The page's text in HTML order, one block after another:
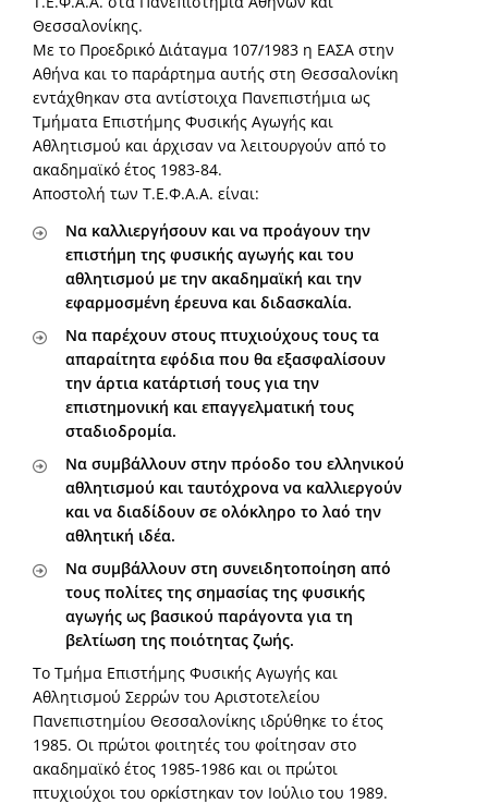
Θεσσαλονίκης.
Με το Προεδρικό Διάταγμα 107/1983 η ΕΑΣΑ στην
Αθήνα και το παράρτημα αυτής στη Θεσσαλονίκη
εντάχθηκαν στα αντίστοιχα Πανεπιστήμια ως
Τμήματα Επιστήμης Φυσικής Αγωγής και
Αθλητισμού και άρχισαν να λειτουργούν από το
ακαδημαϊκό έτος 1983-84.
Αποστολή των Τ.Ε.Φ.Α.Α. είναι:
Να καλλιεργήσουν και να προάγουν την
επιστήμη της φυσικής αγωγής και του
αθλητισμού με την ακαδημαϊκή και την
εφαρμοσμένη έρευνα και διδασκαλία.
Να παρέχουν στους πτυχιούχους τους τα
απαραίτητα εφόδια που θα εξασφαλίσουν
την άρτια κατάρτισή τους για την
επιστημονική και επαγγελματική τους
σταδιοδρομία.
Να συμβάλλουν στην πρόοδο του ελληνικού
αθλητισμού και ταυτόχρονα να καλλιεργούν
και να διαδίδουν σε ολόκληρο το λαό την
αθλητική ιδέα.
Να συμβάλλουν στη συνειδητοποίηση από
τους πολίτες της σημασίας της φυσικής
αγωγής ως βασικού παράγοντα για τη
βελτίωση της ποιότητας ζωής.
Το Τμήμα Επιστήμης Φυσικής Αγωγής και
Αθλητισμού Σερρών του Αριστοτελείου
Πανεπιστημίου Θεσσαλονίκης ιδρύθηκε το έτος
1985. Oι πρώτοι φοιτητές του φοίτησαν στο
ακαδημαϊκό έτος 1985-1986 και οι πρώτοι
πτυχιούχοι του ορκίστηκαν τον Ιούλιο του 1989.